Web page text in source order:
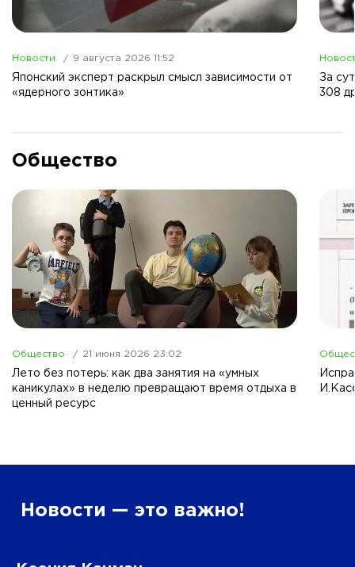
Новости 9 августа 2026 11:52
Японский эксперт раскрыл смысл зависимости от
«ядерного зонтика»
За
308
Общество
Общество 21 июня 2026 23:02
Лето без потерь: как два занятия на «умных
каникулах» в неделю превращают время отдыха в
ценный ресурс
” Новости — это важно!